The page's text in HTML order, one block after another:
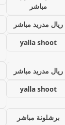
مباشر
ريال مدريد مباشر
yalla shoot
ريال مدريد مباشر
yalla shoot
برشلونة مباشر